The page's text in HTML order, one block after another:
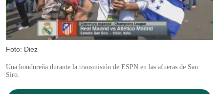
Foto: Diez
Una hondureña durante la transmisión de ESPN en las afueras de San
Siro.